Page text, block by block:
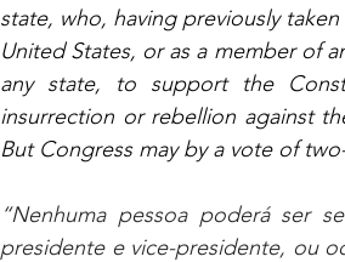
state, who, having previously
United States, or as a member of
any state, to support the
insurrection or rebellion against
But Congress may by a vote of
“Nenhuma pessoa poderá ser
presidente e vice-presidente, ou